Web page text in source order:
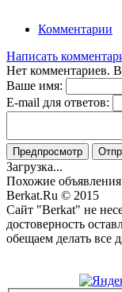
Комментарии
Написать
Нет комментариев.
Ваше имя:
E-mail для ответов:
Предпросмотр
Загрузка...
Похожие объявления
Berkat.Ru © 2015
Сайт "Berkat" не
достоверность
обещаем делать все